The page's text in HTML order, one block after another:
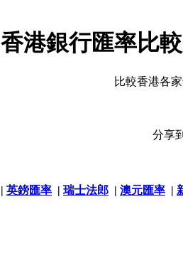
香港銀行匯率比
比較香港各
分享
| 英鎊匯率 | 瑞士法郎 | 澳元匯率 |